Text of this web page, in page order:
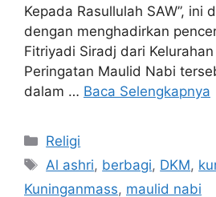
Kepada Rasullulah SAW”, ini
dengan menghadirkan
Fitriyadi Siradj dari
Peringatan Maulid Nabi
dalam … Baca Selengkapnya
Kategori
Religi
Tag
Al ashri, berbagi, DKM,
Kuninganmass, maulid nabi